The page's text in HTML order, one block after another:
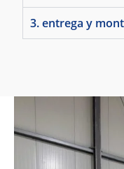
3. entrega y